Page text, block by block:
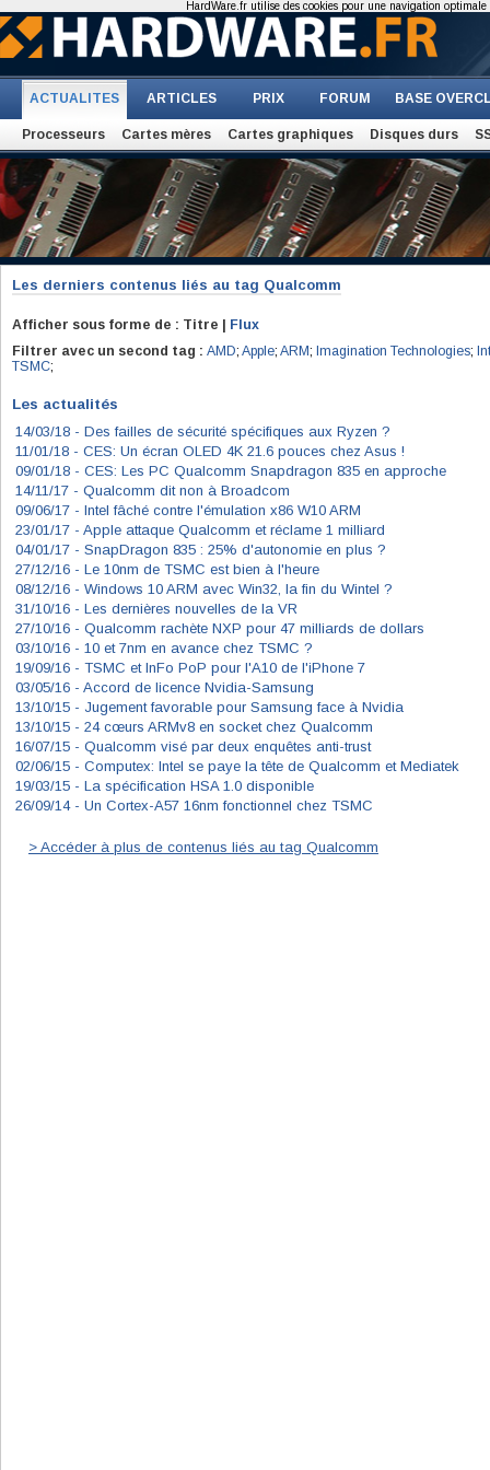
ACTUALITES ARTICLES PRIX FORUM BASE
Processeurs Cartes mères Cartes graphiques Disques durs
Les derniers contenus liés au tag Qualcomm
Afficher sous forme de : Titre |
Flux
Filtrer avec un second tag : AMD; Apple; ARM; Imagination Technologies;
TSMC;
Les actualités
14/03/18 - Des failles de sécurité spécifiques aux Ryzen ?
11/01/18 - CES: Un écran OLED 4K 21.6 pouces chez Asus !
09/01/18 - CES: Les PC Qualcomm Snapdragon 835 en approche
14/11/17 - Qualcomm dit non à Broadcom
09/06/17 - Intel fâché contre l'émulation x86 W10 ARM
23/01/17 - Apple attaque Qualcomm et réclame 1 milliard
04/01/17 - SnapDragon 835 : 25% d'autonomie en plus ?
27/12/16 - Le 10nm de TSMC est bien à l'heure
08/12/16 - Windows 10 ARM avec Win32, la fin du Wintel ?
31/10/16 - Les dernières nouvelles de la VR
27/10/16 - Qualcomm rachète NXP pour 47 milliards de dollars
03/10/16 - 10 et 7nm en avance chez TSMC ?
19/09/16 - TSMC et InFo PoP pour l'A10 de l'iPhone 7
03/05/16 - Accord de licence Nvidia-Samsung
13/10/15 - Jugement favorable pour Samsung face à Nvidia
13/10/15 - 24 cœurs ARMv8 en socket chez Qualcomm
16/07/15 - Qualcomm visé par deux enquêtes anti-trust
02/06/15 - Computex: Intel se paye la tête de Qualcomm et Mediatek
19/03/15 - La spécification HSA 1.0 disponible
26/09/14 - Un Cortex-A57 16nm fonctionnel chez TSMC
> Accéder à plus de contenus liés au tag Qualcomm
HardWare.fr utilise des cookies pour une navigation